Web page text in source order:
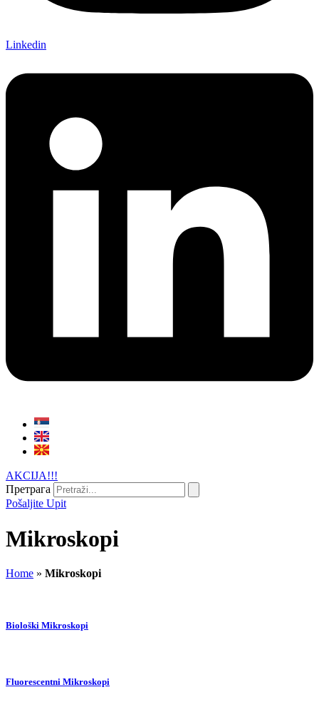
Linkedin
AKCIJA!!!
Претрага
Pošaljite Upit
Mikroskopi
Home » Mikroskopi
Biološki Mikroskopi
Fluorescentni Mikroskopi